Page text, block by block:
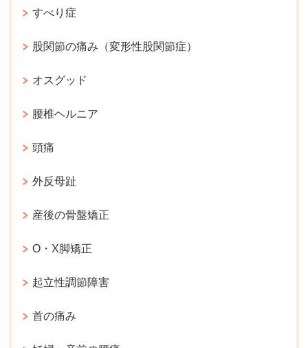
すべり症
股関節の痛み（変形性股関節症）
オスグッド
腰椎ヘルニア
頭痛
外反母趾
産後の骨盤矯正
O・X脚矯正
起立性調節障害
首の痛み